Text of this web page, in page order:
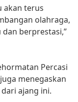
akan terus
olahraga,
berprestasi,”
Percasi
menegaskan
ajang ini.